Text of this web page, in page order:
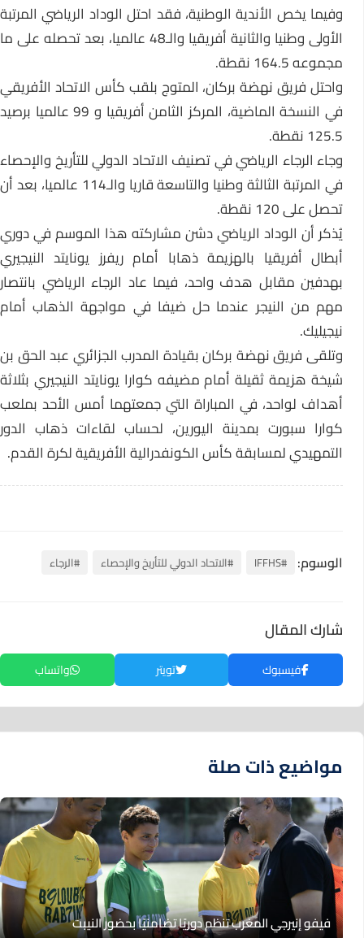
وفيما يخص الأندية الوطنية، فقد احتل الوداد الرياضي المرتبة
الأولى وطنيا والثانية أفريقيا والـ48 عالميا، بعد تحصله على ما
مجموعه 164.5 نقطة.
واحتل فريق نهضة بركان، المتوج بلقب كأس الاتحاد الأفريقي
في النسخة الماضية، المركز الثامن أفريقيا و 99 عالميا برصيد
125.5 نقطة.
وجاء الرجاء الرياضي في تصنيف الاتحاد الدولي للتأريخ والإحصاء
في المرتبة الثالثة وطنيا والتاسعة قاريا والـ114 عالميا، بعد أن
تحصل على 120 نقطة.
يُذكر أن الوداد الرياضي دشن مشاركته هذا الموسم في دوري
أبطال أفريقيا بالهزيمة ذهابا أمام ريفرز يونايتد النيجيري
بهدفين مقابل هدف واحد، فيما عاد الرجاء الرياضي بانتصار
مهم من النيجر عندما حل ضيفا في مواجهة الذهاب أمام
نيجيليك.
وتلقى فريق نهضة بركان بقيادة المدرب الجزائري عبد الحق بن
شيخة هزيمة ثقيلة أمام مضيفه كوارا يونايتد النيجيري بثلاثة
أهداف لواحد، في المباراة التي جمعتهما أمس الأحد بملعب
كوارا سبورت بمدينة اليورين، لحساب لقاءات ذهاب الدور
التمهيدي لمسابقة كأس الكونفدرالية الأفريقية لكرة القدم.
الوسوم: #IFFHS #الاتحاد الدولي للتأريخ والإحصاء #الرجاء
شارك المقال
فيسبوك تويتر واتساب
مواضيع ذات صلة
فيفو إنيرجي المغرب تنظم دوريًا تضامنيًا بحضور النيبت